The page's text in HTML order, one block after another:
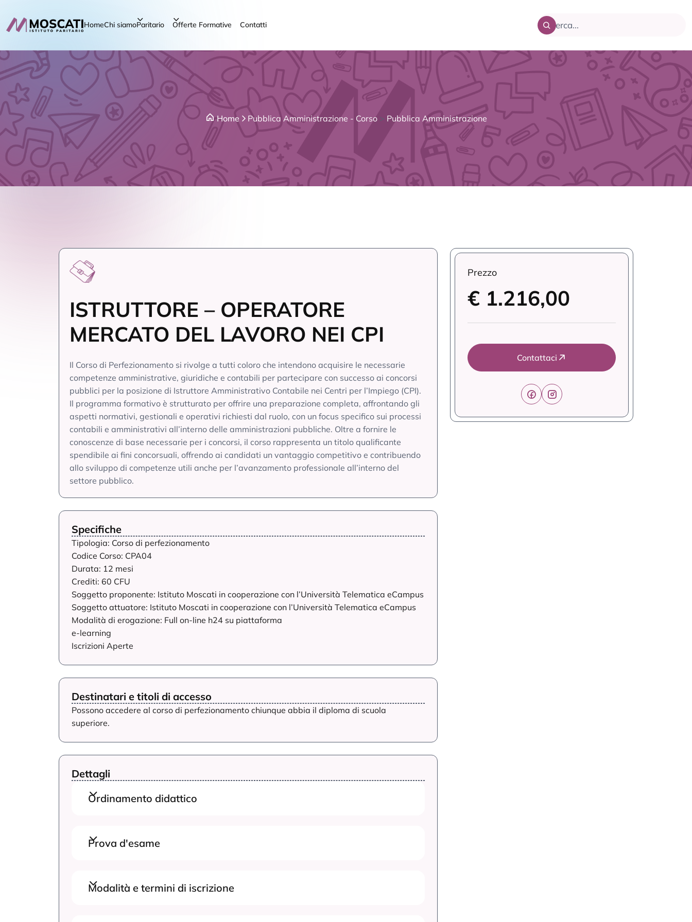
HomeChi siamoParitario Offerte Formative Contatti
Home Pubblica Amministrazione - Corso> Pubblica Amministrazione
ISTRUTTORE – OPERATORE
MERCATO DEL LAVORO NEI CPI
Il Corso di Perfezionamento si rivolge a tutti coloro che intendono acquisire le necessarie
competenze amministrative, giuridiche e contabili per partecipare con successo ai concorsi
pubblici per la posizione di Istruttore Amministrativo Contabile nei Centri per l’Impiego (CPI).
Il programma formativo è strutturato per offrire una preparazione completa, affrontando gli
aspetti normativi, gestionali e operativi richiesti dal ruolo, con un focus specifico sui processi
contabili e amministrativi all’interno delle amministrazioni pubbliche. Oltre a fornire le
conoscenze di base necessarie per i concorsi, il corso rappresenta un titolo qualificante
spendibile ai fini concorsuali, offrendo ai candidati un vantaggio competitivo e contribuendo
allo sviluppo di competenze utili anche per l’avanzamento professionale all’interno del
settore pubblico.
Specifiche
Tipologia: Corso di perfezionamento
Codice Corso: CPA04
Durata: 12 mesi
Crediti: 60 CFU
Soggetto proponente: Istituto Moscati in cooperazione con l’Università Telematica eCampus
Soggetto attuatore: Istituto Moscati in cooperazione con l’Università Telematica eCampus
Modalità di erogazione: Full on-line h24 su piattaforma
e-learning
Iscrizioni Aperte
Destinatari e titoli di accesso
Possono accedere al corso di perfezionamento chiunque abbia il diploma di scuola
superiore.
Dettagli
Ordinamento didattico
Prova d'esame
Modalità e termini di iscrizione
Prezzo
€ 1.216,00
Contattaci